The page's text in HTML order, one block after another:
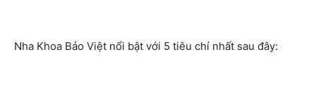
Nha Khoa Bảo Việt nổi bật với 5 tiêu chí nhất sau đây: